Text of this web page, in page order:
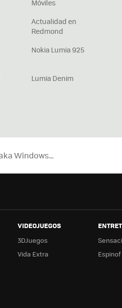
Móviles
Actualidad en
Redmond
Nokia Lumia 925
Lumia Denim
VIDEOJUEGOS
3DJuegos
Vida Extra
Espinof